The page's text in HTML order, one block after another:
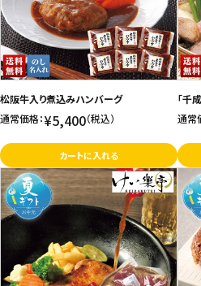
松阪牛入り煮込みハンバーグ
通常価格：¥5,400（税込）
カートに入れる
「千
通常